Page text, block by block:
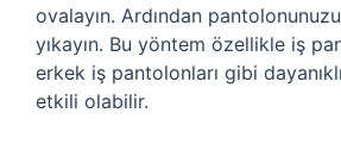
ovalayın. Ardından
yıkayın. Bu yöntem özellikle iş
erkek iş pantolonları gibi
etkili olabilir.